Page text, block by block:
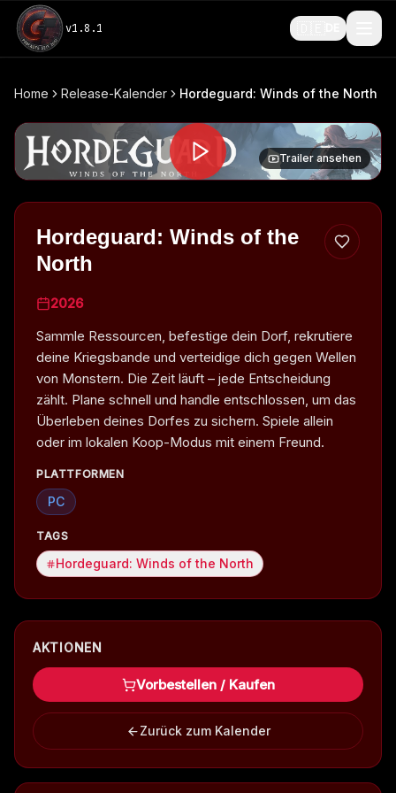
v1.8.1
Home Release-Kalender Hordeguard: Winds of the North
Trailer ansehen
Hordeguard: Winds of the
North
2026
Sammle Ressourcen, befestige dein Dorf, rekrutiere
deine Kriegsbande und verteidige dich gegen Wellen
von Monstern. Die Zeit läuft – jede Entscheidung
zählt. Plane schnell und handle entschlossen, um das
Überleben deines Dorfes zu sichern. Spiele allein
oder im lokalen Koop-Modus mit einem Freund.
PLATTFORMEN
PC
TAGS
Hordeguard: Winds of the North
AKTIONEN
Vorbestellen / Kaufen
Zurück zum Kalender